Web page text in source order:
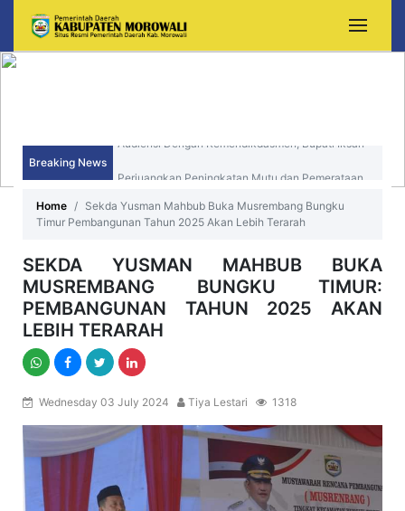
Breaking News
Home
Sekda Yusman Mahbub Buka Musrembang Bungku
Timur Pembangunan Tahun 2025 Akan Lebih Terarah
SEKDA YUSMAN MAHBUB BUKA
MUSREMBANG BUNGKU TIMUR:
PEMBANGUNAN TAHUN 2025 AKAN
LEBIH TERARAH
Wednesday 03 July 2024 Tiya Lestari 1318